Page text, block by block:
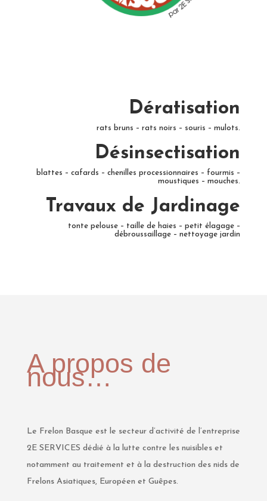
Dératisation
rats bruns – rats noirs – souris – mulots.
Désinsectisation
blattes – cafards – chenilles processionnaires – fourmis –
moustiques – mouches.
Travaux de Jardinage
tonte pelouse – taille de haies – petit élagage –
débroussaillage – nettoyage jardin
A propos de
nous…
Le Frelon Basque est le secteur d’activité de l’entreprise
2E SERVICES dédié à la lutte contre les nuisibles et
notamment au traitement et à la destruction des nids de
Frelons Asiatiques, Européen et Guêpes.